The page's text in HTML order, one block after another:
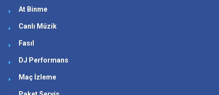
At Binme
Canlı Müzik
Fasıl
DJ Performans
Maç İzleme